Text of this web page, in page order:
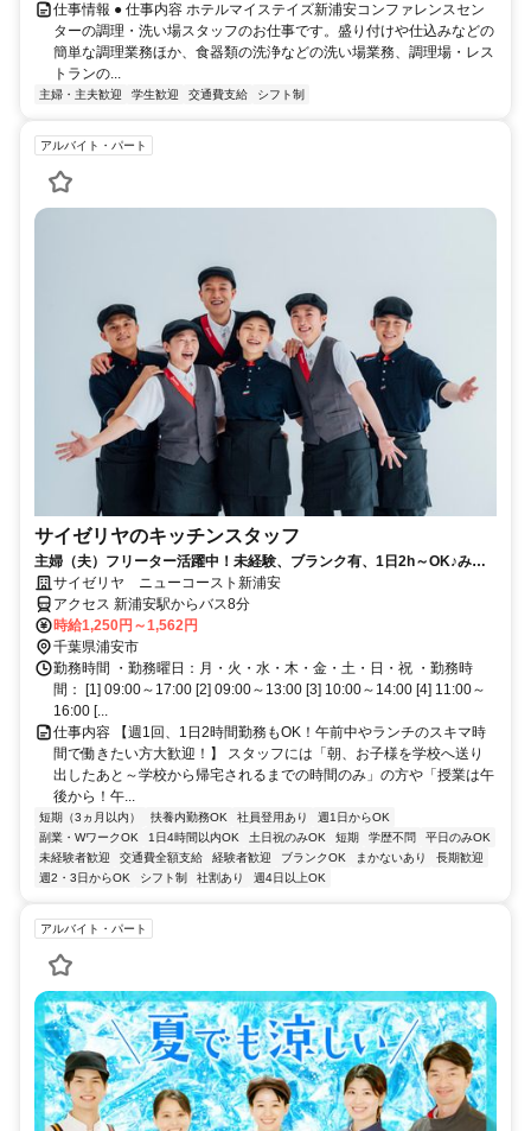
仕事情報 ● 仕事内容 ホテルマイステイズ新浦安コンファレンスセン
ターの調理・洗い場スタッフのお仕事です。盛り付けや仕込みなどの
簡単な調理業務ほか、食器類の洗浄などの洗い場業務、調理場・レス
トランの...
主婦・主夫歓迎 学生歓迎 交通費支給 シフト制
アルバイト・パート
サイゼリヤのキッチンスタッフ
主婦（夫）フリーター活躍中！未経験、ブランク有、1日2h～OK♪みん
な仲良くチームでお仕事※接客あり
サイゼリヤ ニューコースト新浦安
アクセス 新浦安駅からバス8分
時給1,250円～1,562円
千葉県浦安市
勤務時間 ・勤務曜日：月・火・水・木・金・土・日・祝 ・勤務時
間： [1] 09:00～17:00 [2] 09:00～13:00 [3] 10:00～14:00 [4] 11:00～
16:00 [...
仕事内容 【週1回、1日2時間勤務もOK！午前中やランチのスキマ時
間で働きたい方大歓迎！】 スタッフには「朝、お子様を学校へ送り
出したあと～学校から帰宅されるまでの時間のみ」の方や「授業は午
後から！午...
短期（3ヵ月以内） 扶養内勤務OK 社員登用あり
週1日からOK
副業・WワークOK
1日4時間以内OK 土日祝のみOK 短期 学歴不問
平日のみOK
未経験者歓迎
交通費全額支給 経験者歓迎 ブランクOK まかないあり
長期歓迎
週2・3日からOK
シフト制 社割あり 週4日以上OK
アルバイト・パート